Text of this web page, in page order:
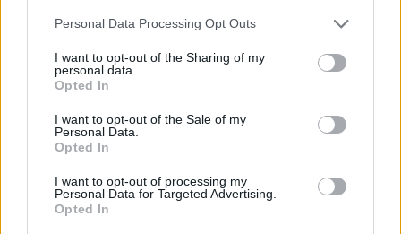
Personal Data Processing Opt Outs
I want to opt-out of the Sharing of my
personal data.
Opted In
I want to opt-out of the Sale of my
Personal Data.
Opted In
I want to opt-out of processing my
Personal Data for Targeted Advertising.
Opted In
(12 puntos) y Felipe Reyes (13 puntos y 6 rebotes)
Sin embargo, el Real Madrid volvió a pecar de falta de
esperanzas visitantes con un triple
a menos de un